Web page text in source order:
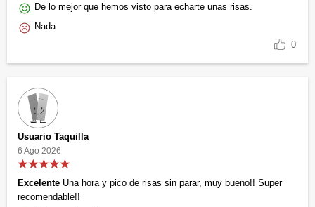
De lo mejor que hemos visto para echarte unas risas.
Nada
0
Usuario Taquilla
6 Ago 2026
Excelente Una hora y pico de risas sin parar, muy bueno!! Super
recomendable!!